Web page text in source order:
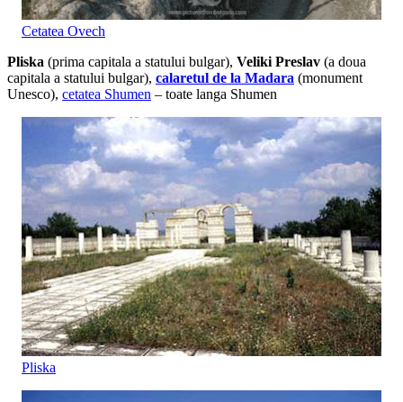
Cetatea Ovech
Pliska (prima capitala a statului bulgar), Veliki Preslav (a doua
capitala a statului bulgar), calaretul de la Madara (monument
Unesco), cetatea Shumen – toate langa Shumen
Pliska